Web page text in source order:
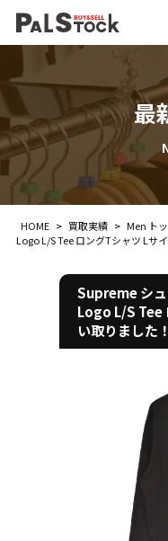
最
HOME > 買取実績 > Men ト
Logo L/S Tee ロングTシャツ Lサ
Supreme シ
Logo L/S Tee
い取りました！